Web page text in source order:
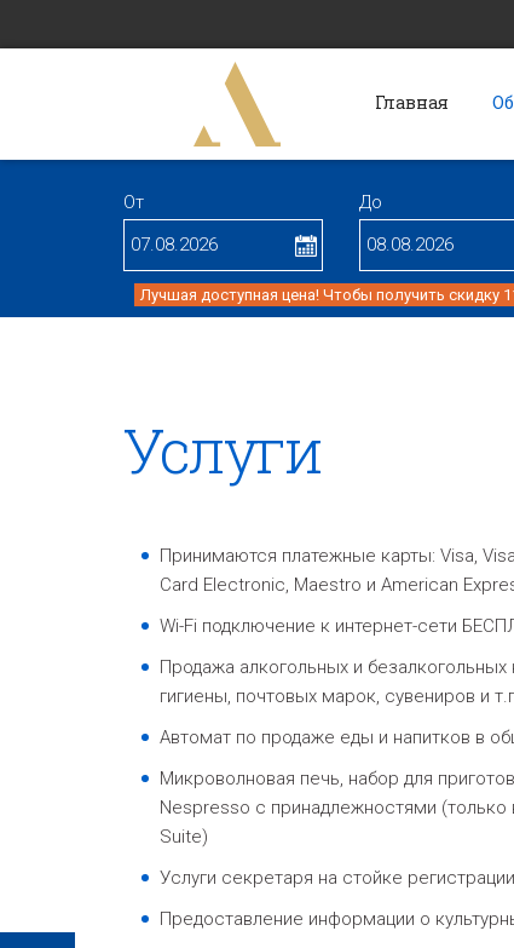
Главная
От До
Лучшая доступная цена! Чтобы получить скидку
Услуги
Принимаются платежные карты: Visa,
Card Electronic, Maestro и American
Wi-Fi подключение к интернет-сети
Продажа алкогольных и безалкогольных
гигиены, почтовых марок, сувениров и
Автомат по продаже еды и напитков в
Микроволновая печь, набор для
Nespresso с принадлежностями (только
Suite)
Услуги секретаря на стойке регистрации
Предоставление информации о